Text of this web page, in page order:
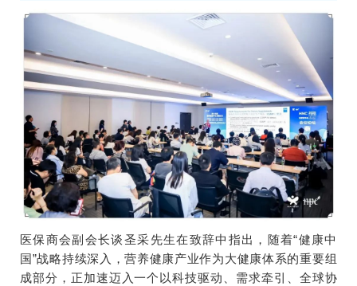
医保商会副会长谈圣采先生在致辞中指出，随着“健康中
国”战略持续深入，营养健康产业作为大健康体系的重要组
成部分，正加速迈入一个以科技驱动、需求牵引、全球协